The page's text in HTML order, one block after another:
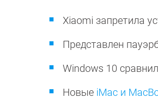
Xiaomi запретила
Представлен
Windows 10
Новые iMac и